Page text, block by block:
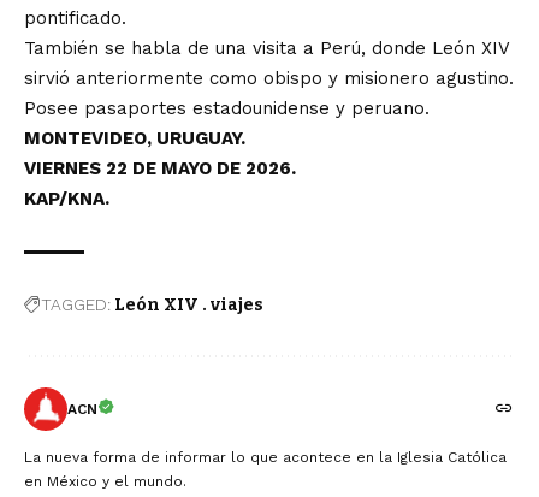
pontificado.
También se habla de una visita a Perú, donde León XIV
sirvió anteriormente como obispo y misionero agustino.
Posee pasaportes estadounidense y peruano.
MONTEVIDEO, URUGUAY.
VIERNES 22 DE MAYO DE 2026.
KAP/KNA.
TAGGED: León XIV . viajes
ACN
La nueva forma de informar lo que acontece en la Iglesia Católica
en México y el mundo.